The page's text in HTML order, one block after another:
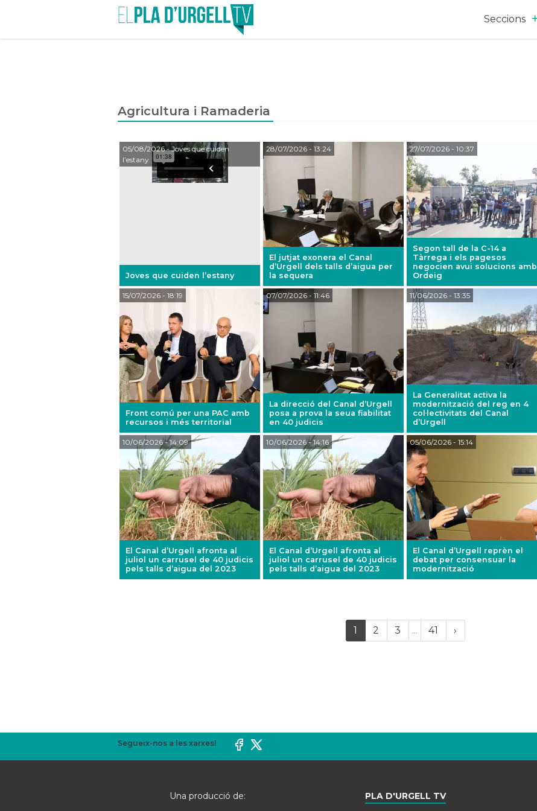
Seccions
Agricultura i Ramaderia
Joves que cuiden l’estany
05/08/2026- Joves que cuiden
l’estany
El jutjat exonera el Canal
d’Urgell dels talls d’aigua per
la sequera
28/07/2026- 13:24
Segon tall de la C-14 a
Tàrrega i els pagesos
negocien avui solucions amb
Ordeig
27/07/2026- 10:37
Front comú per una PAC amb
recursos i més territorial
15/07/2026- 18:19
La direcció del Canal d’Urgell
posa a prova la seua fiabilitat
en 40 judicis
07/07/2026- 11:46
La Generalitat activa la
modernització del reg en 4
col·lectivitats del Canal
d’Urgell
11/06/2026- 13:35
El Canal d’Urgell afronta al
juliol un carrusel de 40 judicis
pels talls d’aigua del 2023
10/06/2026- 14:09
El Canal d’Urgell afronta al
juliol un carrusel de 40 judicis
pels talls d’aigua del 2023
10/06/2026- 14:16
El Canal d’Urgell reprèn el
debat per consensuar la
modernització
05/06/2026- 15:14
1 (current)
2 3 ... 41 ›
página
Segueix-nos a les xarxes!
Una producció de: PLA D'URGELL TV